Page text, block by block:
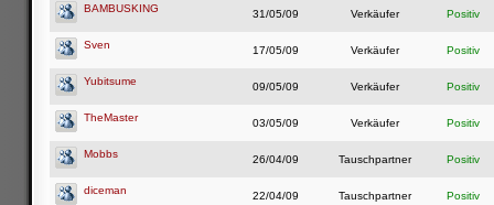
BAMBUSKING 31/05/09 Verkäufer Positiv
Sven 17/05/09 Verkäufer Positiv
Yubitsume 09/05/09 Verkäufer Positiv
TheMaster 03/05/09 Verkäufer Positiv
Mobbs 26/04/09 Tauschpartner Positiv
diceman 22/04/09 Tauschpartner Positiv